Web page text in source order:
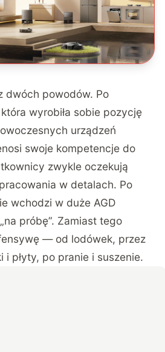
dwóch powodów. Po
wyrobiła sobie pozycję
urządzeń
swoje kompetencje do
zwykle oczekują
w detalach. Po
wchodzi w duże AGD
próbę”. Zamiast tego
— od lodówek, przez
i płyty, po pranie i suszenie.